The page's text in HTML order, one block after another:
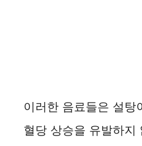
이러한 음료들은 설탕
혈당 상승을 유발하지